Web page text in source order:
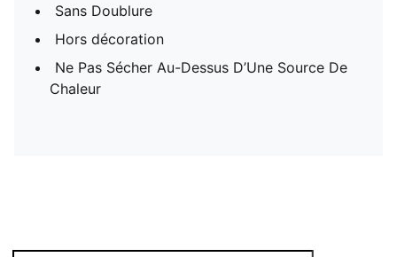
Sans Doublure
Hors décoration
Ne Pas Sécher Au-Dessus D’Une Source De
Chaleur